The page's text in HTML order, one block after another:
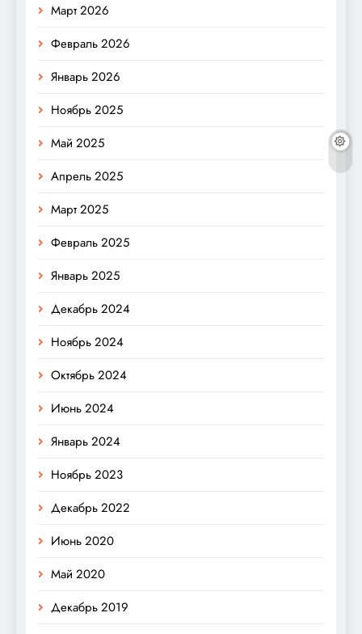
Март 2026
Февраль 2026
Январь 2026
Ноябрь 2025
Май 2025
Апрель 2025
Март 2025
Февраль 2025
Январь 2025
Декабрь 2024
Ноябрь 2024
Октябрь 2024
Июнь 2024
Январь 2024
Ноябрь 2023
Декабрь 2022
Июнь 2020
Май 2020
Декабрь 2019